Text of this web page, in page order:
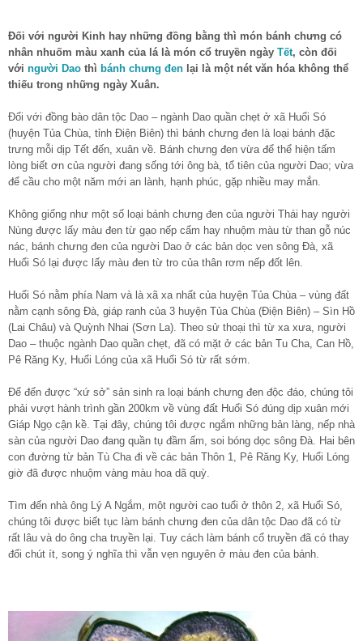
Đối với người Kinh hay những đồng bằng thì món bánh chưng có
nhân nhuốm màu xanh của lá là món cổ truyền ngày Tết, còn đối
với người Dao thì bánh chưng đen lại là một nét văn hóa không thể
thiếu trong những ngày Xuân.
Đối với đồng bào dân tộc Dao – ngành Dao quần chẹt ở xã Huổi Só
(huyện Tủa Chùa, tỉnh Điện Biên) thì bánh chưng đen là loại bánh đặc
trưng mỗi dịp Tết đến, xuân về. Bánh chưng đen vừa để thể hiện tấm
lòng biết ơn của người đang sống tới ông bà, tổ tiên của người Dao; vừa
để cầu cho một năm mới an lành, hạnh phúc, gặp nhiều may mắn.
Không giống như một số loại bánh chưng đen của người Thái hay người
Nùng được lấy màu đen từ gạo nếp cẩm hay nhuộm màu từ than gỗ núc
nác, bánh chưng đen của người Dao ở các bản dọc ven sông Đà, xã
Huổi Só lại được lấy màu đen từ tro của thân rơm nếp đốt lên.
Huổi Só nằm phía Nam và là xã xa nhất của huyện Tủa Chùa – vùng đất
nằm cạnh sông Đà, giáp ranh của 3 huyện Tủa Chùa (Điện Biên) – Sìn Hồ
(Lai Châu) và Quỳnh Nhai (Sơn La). Theo sử thoại thì từ xa xưa, người
Dao – thuộc ngành Dao quần chẹt, đã có mặt ở các bản Tu Cha, Can Hồ,
Pê Răng Ky, Huổi Lóng của xã Huổi Só từ rất sớm.
Để đến được “xứ sở” sản sinh ra loại bánh chưng đen độc đáo, chúng tôi
phải vượt hành trình gần 200km về vùng đất Huổi Só đúng dịp xuân mới
Giáp Ngọ cận kề. Tại đây, chúng tôi được ngắm những bản làng, nếp nhà
sàn của người Dao đang quần tụ đầm ấm, soi bóng dọc sông Đà. Hai bên
con đường từ bản Tù Cha đi về các bản Thôn 1, Pê Răng Ky, Huổi Lóng
giờ đã được nhuộm vàng màu hoa dã quỳ.
Tìm đến nhà ông Lý A Ngắm, một người cao tuổi ở thôn 2, xã Huổi Só,
chúng tôi được biết tục làm bánh chưng đen của dân tộc Dao đã có từ
rất lâu và do ông cha truyền lại. Tuy cách làm bánh cổ truyền đã có thay
đổi chút ít, song ý nghĩa thì vẫn vẹn nguyên ở màu đen của bánh.